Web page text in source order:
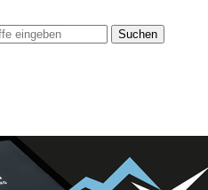
Suchen